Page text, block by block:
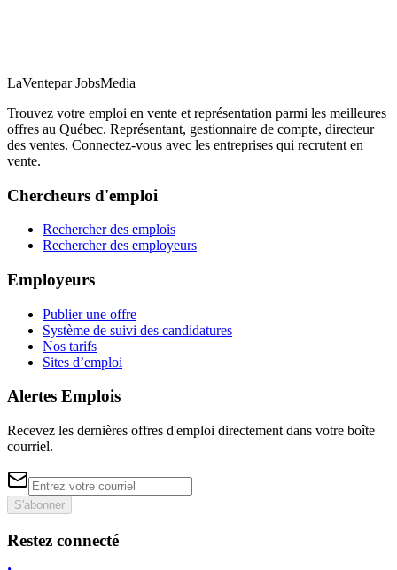
LaVentepar JobsMedia
Trouvez votre emploi en vente et représentation parmi les meilleures
offres au Québec. Représentant, gestionnaire de compte, directeur
des ventes. Connectez-vous avec les entreprises qui recrutent en
vente.
Chercheurs d'emploi
Rechercher des emplois
Rechercher des employeurs
Employeurs
Publier une offre
Système de suivi des candidatures
Nos tarifs
Sites d’emploi
Alertes Emplois
Recevez les dernières offres d'emploi directement dans votre boîte
courriel.
S'abonner
Restez connecté